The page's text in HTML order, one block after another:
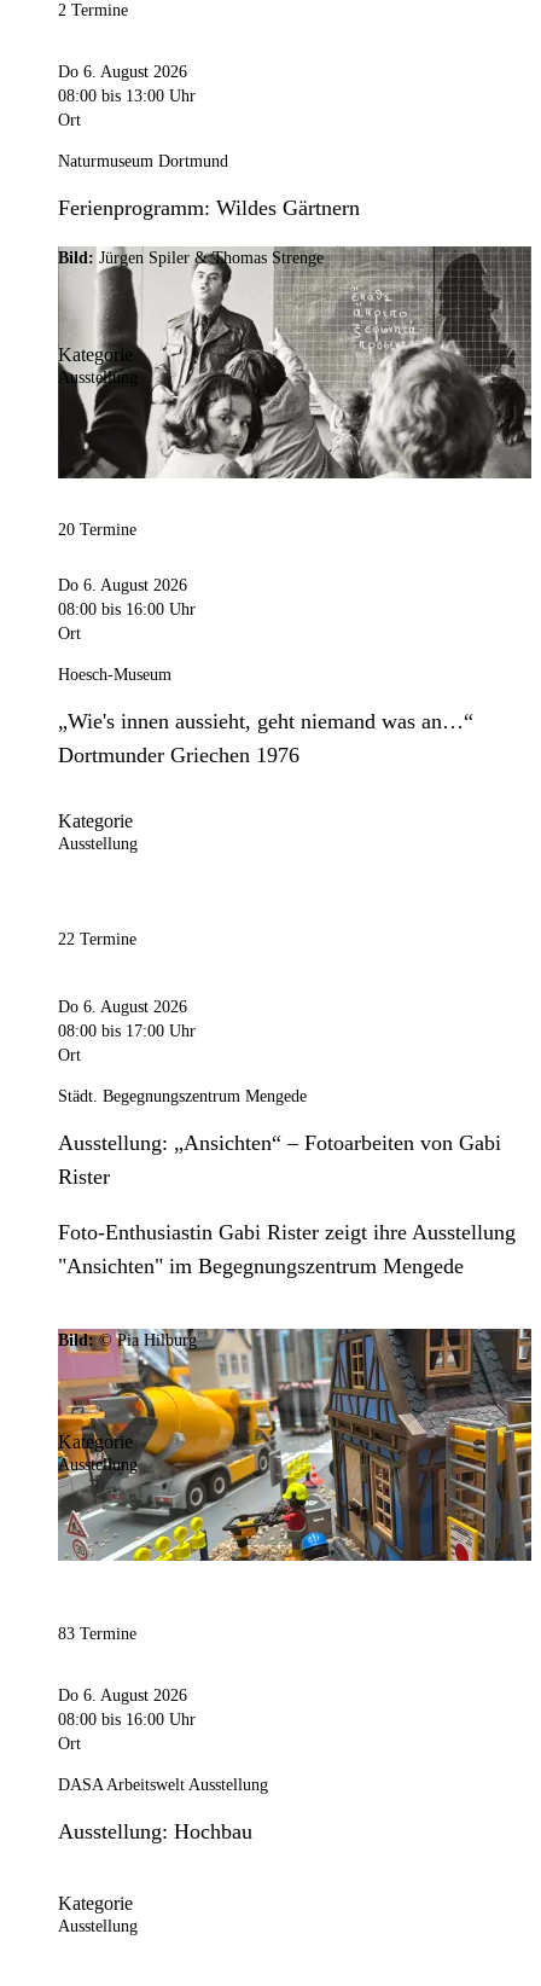
2 Termine
Do 6. August 2026
08:00 bis 13:00 Uhr
Ort
Naturmuseum Dortmund
Ferienprogramm: Wildes Gärtnern
Bild: Jürgen Spiler & Thomas Strenge
Kategorie
Ausstellung
20 Termine
Do 6. August 2026
08:00 bis 16:00 Uhr
Ort
Hoesch-Museum
„Wie's innen aussieht, geht niemand was an…“
Dortmunder Griechen 1976
Kategorie
Ausstellung
22 Termine
Do 6. August 2026
08:00 bis 17:00 Uhr
Ort
Städt. Begegnungszentrum Mengede
Ausstellung: „Ansichten“ – Fotoarbeiten von Gabi
Rister
Foto-Enthusiastin Gabi Rister zeigt ihre Ausstellung
"Ansichten" im Begegnungszentrum Mengede
Bild:© Pia Hilburg
Kategorie
Ausstellung
83 Termine
Do 6. August 2026
08:00 bis 16:00 Uhr
Ort
DASA Arbeitswelt Ausstellung
Ausstellung: Hochbau
Kategorie
Ausstellung